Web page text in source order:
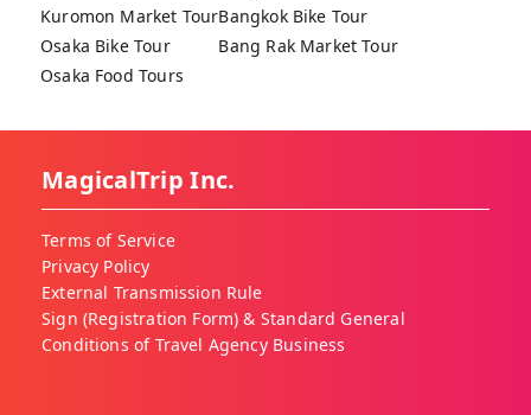
Kuromon Market Tour
Osaka Bike Tour
Osaka Food Tours
Bangkok Bike Tour
Bang Rak Market Tour
MagicalTrip Inc.
Terms of Service
Privacy Policy
External Transmission Rule
Sign (Registration Form) & Standard General
Conditions of Travel Agency Business